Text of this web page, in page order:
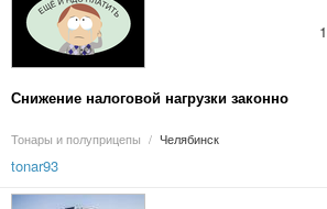
Снижение налоговой нагрузки законно
Тонары и полуприцепы / Челябинск
tonar93